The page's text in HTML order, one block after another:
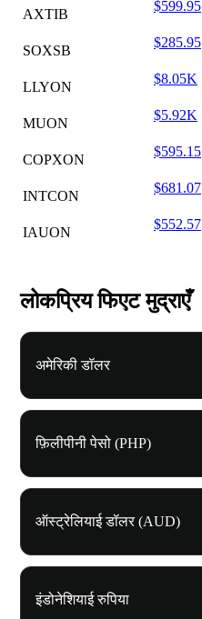
AXTIB
$599.95
SOXSB
$285.95
LLYON
$8.05K
MUON
$5.92K
COPXON
$595.15
INTCON
$681.07
IAUON
$552.57
लोकप्रिय फिएट मुद्राएँ
अमेरिकी डॉलर
फ़िलीपीनी पेसो (PHP)
ऑस्ट्रेलियाई डॉलर (AUD)
इंडोनेशियाई रुपिया